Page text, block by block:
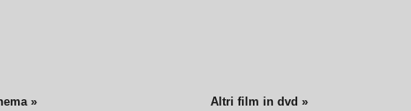
» Altri film in dvd »